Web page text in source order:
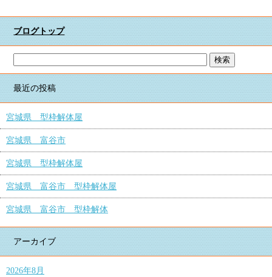
ブログトップ
最近の投稿
宮城県 型枠解体屋
宮城県 富谷市
宮城県 型枠解体屋
宮城県 富谷市 型枠解体屋
宮城県 富谷市 型枠解体
アーカイブ
2026年8月